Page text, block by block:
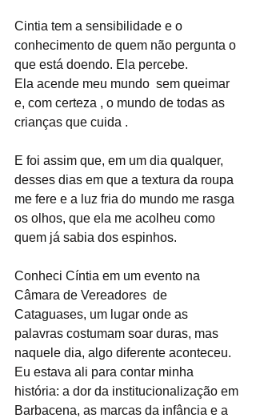
Cintia tem a sensibilidade e o
conhecimento de quem não pergunta o
que está doendo. Ela percebe.
Ela acende meu mundo  sem queimar
e, com certeza , o mundo de todas as
crianças que cuida .
E foi assim que, em um dia qualquer,
desses dias em que a textura da roupa
me fere e a luz fria do mundo me rasga
os olhos, que ela me acolheu como
quem já sabia dos espinhos.
Conheci Cíntia em um evento na
Câmara de Vereadores  de
Cataguases, um lugar onde as
palavras costumam soar duras, mas
naquele dia, algo diferente aconteceu.
Eu estava ali para contar minha
história: a dor da institucionalização em
Barbacena, as marcas da infância e a